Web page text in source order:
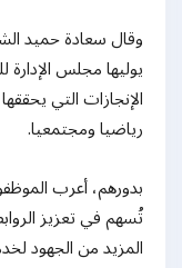
وقال سعادة حميد
يوليها مجلس
الإنجازات التي
رياضيا ومجتمعيا.
بدورهم، أعرب
تُسهم في تعزيز
المزيد من الجهود